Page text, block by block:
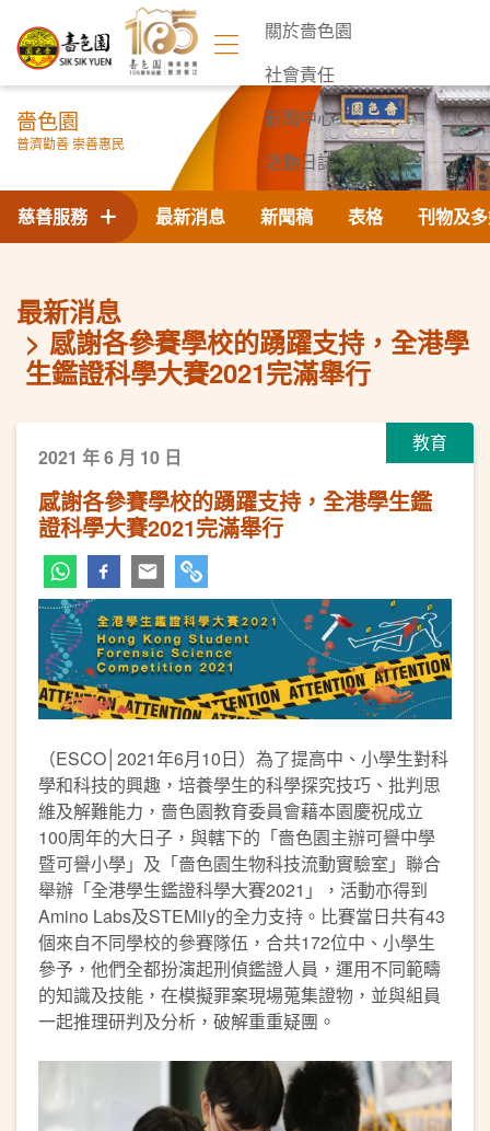
關於嗇色園
社會責任
新聞中心
活動日誌
聯絡我們
嗇色園
普濟勸善 崇善惠民
最新消息 新聞稿 表格 刊物及
慈善服務
最新消息
感謝各參賽學校的踴躍支持，全港學
生鑑證科學大賽2021完滿舉行
教育
2021 年 6 月 10 日
感謝各參賽學校的踴躍支持，全港學生鑑
證科學大賽2021完滿舉行
（ESCO│2021年6月10日）為了提高中、小學生對科
學和科技的興趣，培養學生的科學探究技巧、批判思
維及解難能力，嗇色園教育委員會藉本園慶祝成立
100周年的大日子，與轄下的「嗇色園主辦可譽中學
暨可譽小學」及「嗇色園生物科技流動實驗室」聯合
舉辦「全港學生鑑證科學大賽2021」，活動亦得到
Amino Labs及STEMily的全力支持。比賽當日共有43
個來自不同學校的參賽隊伍，合共172位中、小學生
參予，他們全都扮演起刑偵鑑證人員，運用不同範疇
的知識及技能，在模擬罪案現場蒐集證物，並與組員
一起推理研判及分析，破解重重疑團。